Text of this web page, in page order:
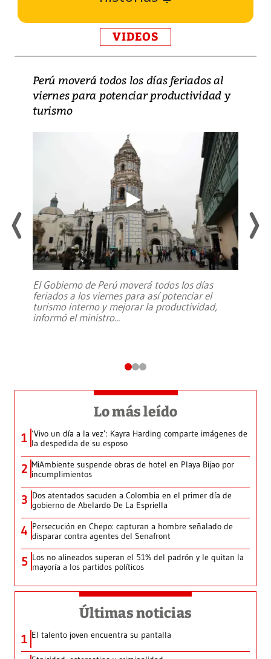
VIDEOS
Perú moverá todos los días feriados al
viernes para potenciar productividad y
turismo
El Gobierno de Perú moverá todos los días
feriados a los viernes para así potenciar el
turismo interno y mejorar la productividad,
informó el ministro...
Lo más leído
1 ‘Vivo un día a la vez’: Kayra Harding comparte imágenes de
la despedida de su esposo
2 MiAmbiente suspende obras de hotel en Playa Bijao por
incumplimientos
3 Dos atentados sacuden a Colombia en el primer día de
gobierno de Abelardo De La Espriella
4 Persecución en Chepo: capturan a hombre señalado de
disparar contra agentes del Senafront
5 Los no alineados superan el 51% del padrón y le quitan la
mayoría a los partidos políticos
Últimas noticias
1 El talento joven encuentra su pantalla​